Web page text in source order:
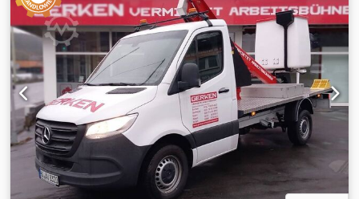
lub ewentualnych dodatkowych elementów wyposażenia.
Klienci chętnie korzystają z tych indywidualnych
możliwości konfiguracji. Odpowiemy na wszystkie pytania
podczas osobistej konsultacji.
EXW Kraj produkcji: FR Dodatkowe informacje W celu
uzyskania dodatkowych informacji prosimy o kontakt z
firmą Rothlehner Arbeitsbühnen GmbH. Csdpfxexpcy As
Alrsha Nowy, magazynowy model, rok produkcji 2022
Platforma nożycowa „Push-Around”, do ręcznego
przemieszczania Wysokość robocza: 3,80 m Udźwig: 240 kg
/ 1 osoba Wymiary platformy: 1,04 m x 0,57 m Masa
własna: ok. 270 kg Promień skrętu: 1,20 m (zewnętrzny)
Szerokość do przejazdu: 0,70 m Wysokość do przejazdu:
1,72 m Długość całkowita: 1,20 m Prześwit: 0,05 m
Malowanie: żółte Napęd akumulatorowy 12 V, ładowarka w